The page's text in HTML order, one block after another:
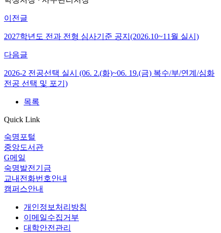
이전글
2027학년도 전과 전형 심사기준 공지(2026.10~11월 실시)
다음글
2026-2 전공선택 실시 (06. 2.(화)~06. 19.(금) 복수/부/연계/심화
전공 선택 및 포기)
목록
Quick Link
숙명포털
중앙도서관
G메일
숙명발전기금
교내전화번호안내
캠퍼스안내
개인정보처리방침
이메일수집거부
대학안전관리